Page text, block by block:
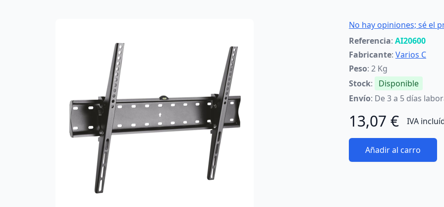
No hay opiniones; sé el
Referencia: AI20600
Fabricante: Varios C
Peso: 2 Kg
Stock:
Disponible
Envío: De 3 a 5 días
13,07 € IVA
Añadir al carro